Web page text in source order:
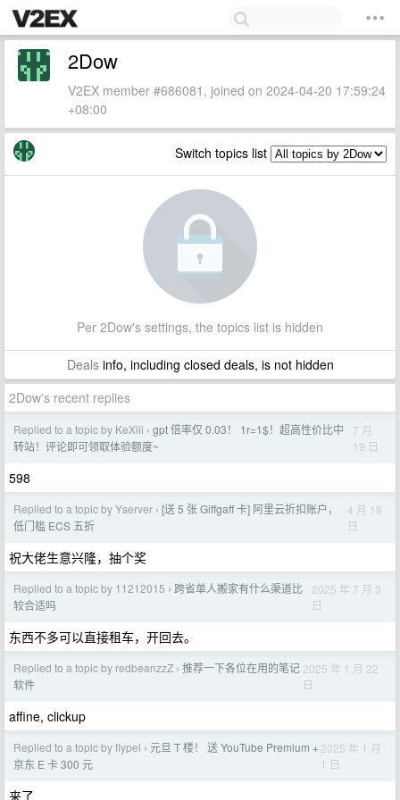
2Dow
V2EX member #686081, joined on 2024-04-20 17:59:24
+08:00
Switch topics list
Per 2Dow's settings, the topics list is hidden
Dealsinfo, including closed deals, is not hidden
2Dow's recent replies
Replied to a topic by KeXiii › gpt 倍率仅 0.03！ 1r=1$！超高性价比中
转站！评论即可领取体验额度~
7 月
19 日
598
Replied to a topic by Yserver › [送 5 张 Giffgaff 卡] 阿里云折扣账户，
低门槛 ECS 五折
4 月 18
日
祝大佬生意兴隆，抽个奖
Replied to a topic by 11212015 › 跨省单人搬家有什么渠道比
较合适吗
2025 年 7 月 3
日
东西不多可以直接租车，开回去。
Replied to a topic by redbeanzzZ › 推荐一下各位在用的笔记
软件
2025 年 1 月 22
日
affine, clickup
Replied to a topic by flypei › 元旦 T 楼！ 送 YouTube Premium +
京东 E 卡 300 元
2025 年 1 月
1 日
来了